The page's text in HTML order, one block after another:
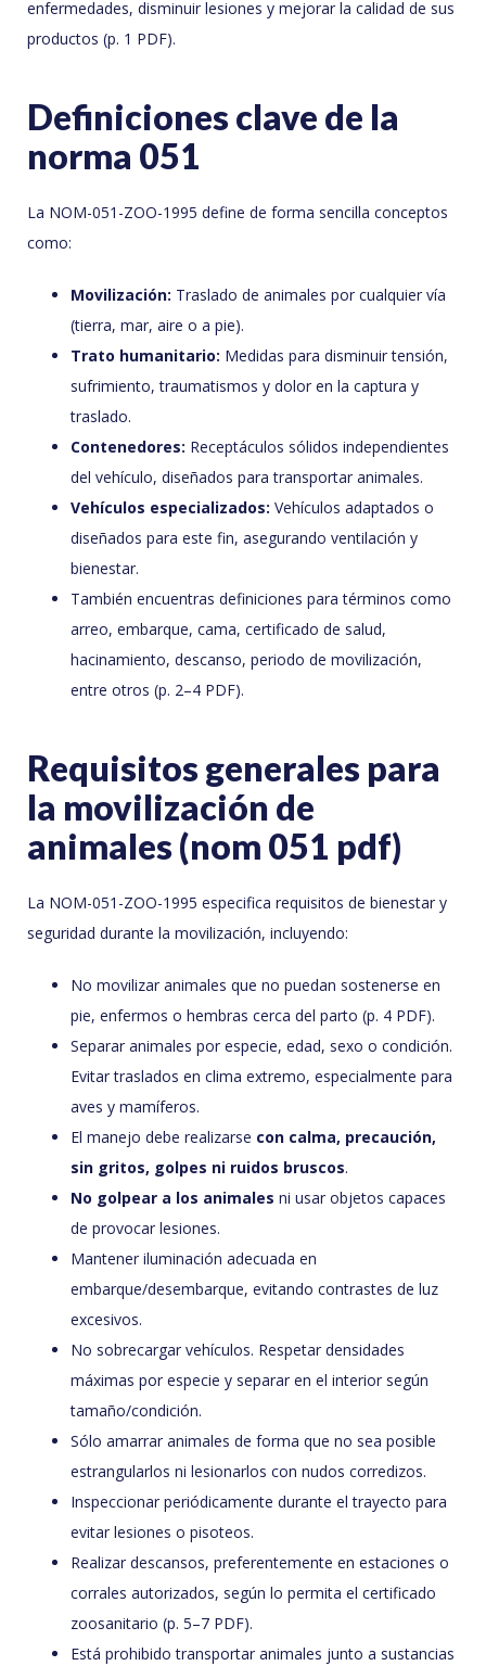
enfermedades, disminuir lesiones y mejorar la calidad de sus
productos (p. 1 PDF).
Definiciones clave de la
norma 051
La NOM-051-ZOO-1995 define de forma sencilla conceptos
como:
Movilización: Traslado de animales por cualquier vía
(tierra, mar, aire o a pie).
Trato humanitario: Medidas para disminuir tensión,
sufrimiento, traumatismos y dolor en la captura y
traslado.
Contenedores: Receptáculos sólidos independientes
del vehículo, diseñados para transportar animales.
Vehículos especializados: Vehículos adaptados o
diseñados para este fin, asegurando ventilación y
bienestar.
También encuentras definiciones para términos como
arreo, embarque, cama, certificado de salud,
hacinamiento, descanso, periodo de movilización,
entre otros (p. 2–4 PDF).
Requisitos generales para
la movilización de
animales (nom 051 pdf)
La NOM-051-ZOO-1995 especifica requisitos de bienestar y
seguridad durante la movilización, incluyendo:
No movilizar animales que no puedan sostenerse en
pie, enfermos o hembras cerca del parto (p. 4 PDF).
Separar animales por especie, edad, sexo o condición.
Evitar traslados en clima extremo, especialmente para
aves y mamíferos.
El manejo debe realizarse con calma, precaución,
sin gritos, golpes ni ruidos bruscos.
No golpear a los animales ni usar objetos capaces
de provocar lesiones.
Mantener iluminación adecuada en
embarque/desembarque, evitando contrastes de luz
excesivos.
No sobrecargar vehículos. Respetar densidades
máximas por especie y separar en el interior según
tamaño/condición.
Sólo amarrar animales de forma que no sea posible
estrangularlos ni lesionarlos con nudos corredizos.
Inspeccionar periódicamente durante el trayecto para
evitar lesiones o pisoteos.
Realizar descansos, preferentemente en estaciones o
corrales autorizados, según lo permita el certificado
zoosanitario (p. 5–7 PDF).
Está prohibido transportar animales junto a sustancias